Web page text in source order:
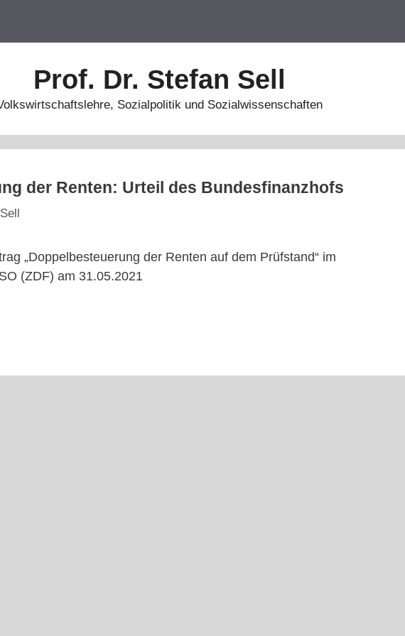
Prof. Dr. Stefan Sell
Sozialpolitik und Sozialwissenschaften
der Renten: Urteil des Bundesfinanzhofs
„Doppelbesteuerung der Renten auf dem Prüfstand“ im
(ZDF) am 31.05.2021